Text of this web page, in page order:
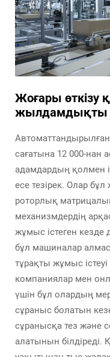
Жоғары өткізу
жылдамдықты
сағатына 12 000-нан
адамдардың қолмен
есе тезірек. Олар
роторлық
механизмдердің
жұмыс істеген кезде
бұл машиналар
тұрақты жұмыс істеуі
компаниялар мен
үшін бұл олардың
сұраныс болатын
сұранысқа тез және
алатынын